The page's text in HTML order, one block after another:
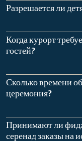
Разрешается ли
Когда курорт
гостей?
Сколько времени
церемония?
Принимают ли
серенад заказы на